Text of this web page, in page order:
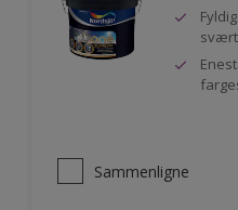
svært
Sammenligne